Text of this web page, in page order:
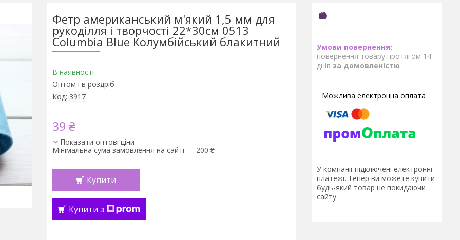
Фетр американський м'який 1,5 мм для
рукоділля і творчості 22*30см 0513
Columbia Blue Колумбійський блакитний
В наявності
Оптом і в роздріб
Код: 3917
39 ₴
Показати оптові ціни
Мінімальна сума замовлення на сайті — 200 ₴
Купити
Купити з
повернення товару протягом 14
днів за домовленістю
У компанії підключені електронні
платежі. Тепер ви можете купити
будь-який товар не покидаючи
сайту.